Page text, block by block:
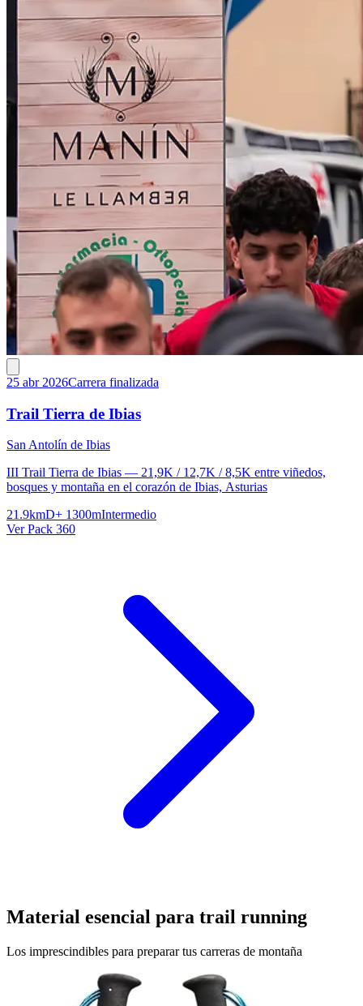
25 abr 2026Carrera finalizada
Trail Tierra de Ibias
San Antolín de Ibias
III Trail Tierra de Ibias — 21,9K / 12,7K / 8,5K entre viñedos,
bosques y montaña en el corazón de Ibias, Asturias
21.9kmD+ 1300mIntermedio
Ver Pack 360
Material esencial para trail running
Los imprescindibles para preparar tus carreras de montaña